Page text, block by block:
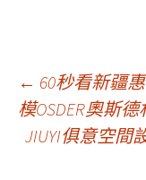
文
章
← 60秒看新疆
模OSDER奧斯
JIUYI俱意空間